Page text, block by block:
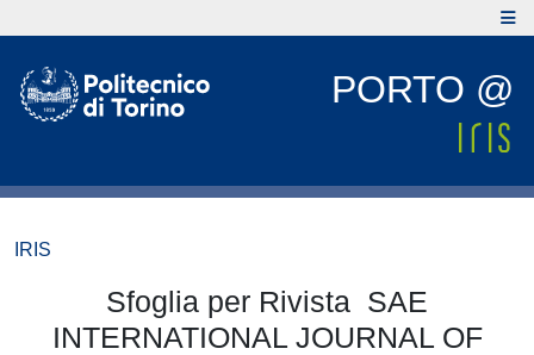
PORTO @
IRIS
Sfoglia per Rivista SAE
INTERNATIONAL JOURNAL OF